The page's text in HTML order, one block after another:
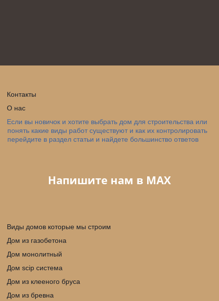
Контакты
О нас
Если вы новичок и хотите выбрать дом для строительства или
понять какие виды работ существуют и как их контролировать
перейдите в раздел статьи и найдете большинство ответов
Напишите нам в МАX
Виды домов которые мы строим
Дом из газобетона
Дом монолитный
Дом scip cистема
Дом из клееного бруса
Дом из бревна